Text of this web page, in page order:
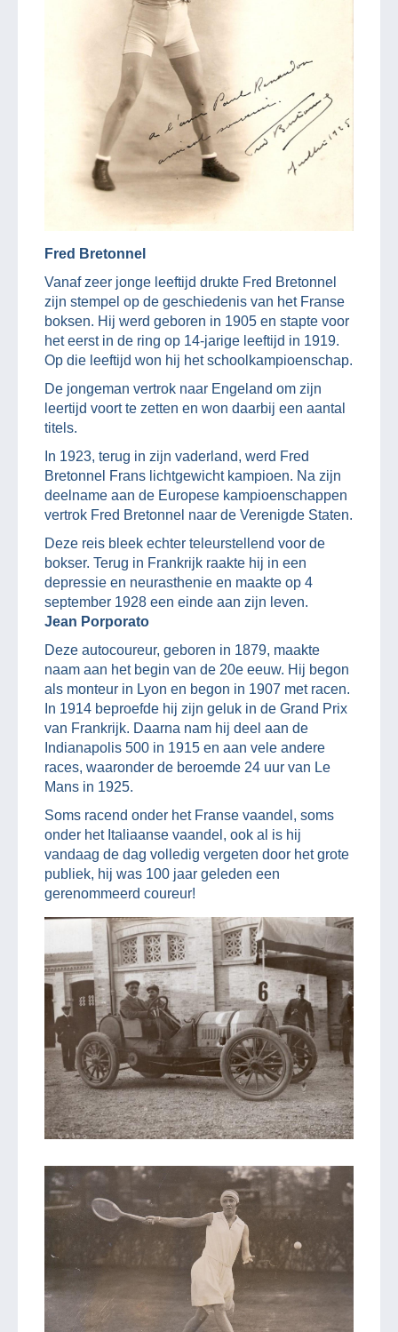
Fred Bretonnel
Vanaf zeer jonge leeftijd drukte Fred Bretonnel
zijn stempel op de geschiedenis van het Franse
boksen. Hij werd geboren in 1905 en stapte voor
het eerst in de ring op 14-jarige leeftijd in 1919.
Op die leeftijd won hij het schoolkampioenschap.
De jongeman vertrok naar Engeland om zijn
leertijd voort te zetten en won daarbij een aantal
titels.
In 1923, terug in zijn vaderland, werd Fred
Bretonnel Frans lichtgewicht kampioen. Na zijn
deelname aan de Europese kampioenschappen
vertrok Fred Bretonnel naar de Verenigde Staten.
Deze reis bleek echter teleurstellend voor de
bokser. Terug in Frankrijk raakte hij in een
depressie en neurasthenie en maakte op 4
september 1928 een einde aan zijn leven.
Jean Porporato
Deze autocoureur, geboren in 1879, maakte
naam aan het begin van de 20e eeuw. Hij begon
als monteur in Lyon en begon in 1907 met racen.
In 1914 beproefde hij zijn geluk in de Grand Prix
van Frankrijk. Daarna nam hij deel aan de
Indianapolis 500 in 1915 en aan vele andere
races, waaronder de beroemde 24 uur van Le
Mans in 1925.
Soms racend onder het Franse vaandel, soms
onder het Italiaanse vaandel, ook al is hij
vandaag de dag volledig vergeten door het grote
publiek, hij was 100 jaar geleden een
gerenommeerd coureur!